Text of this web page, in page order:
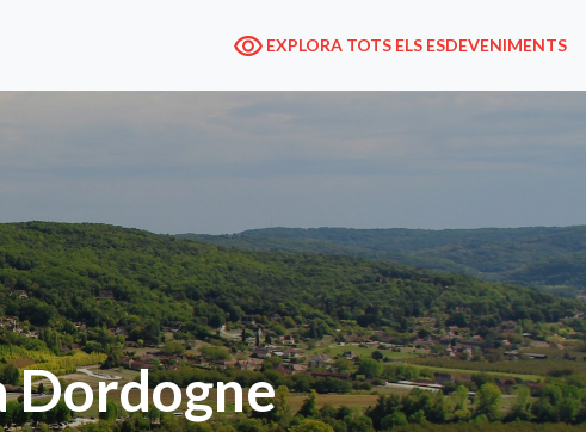
EXPLORA TOTS ELS ESDEVENIMENTS
Dordogne